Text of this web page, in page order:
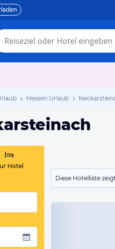
Hessen Urlaub
Diese Hotelliste
Hotel